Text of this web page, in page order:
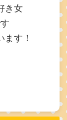
き女
す！